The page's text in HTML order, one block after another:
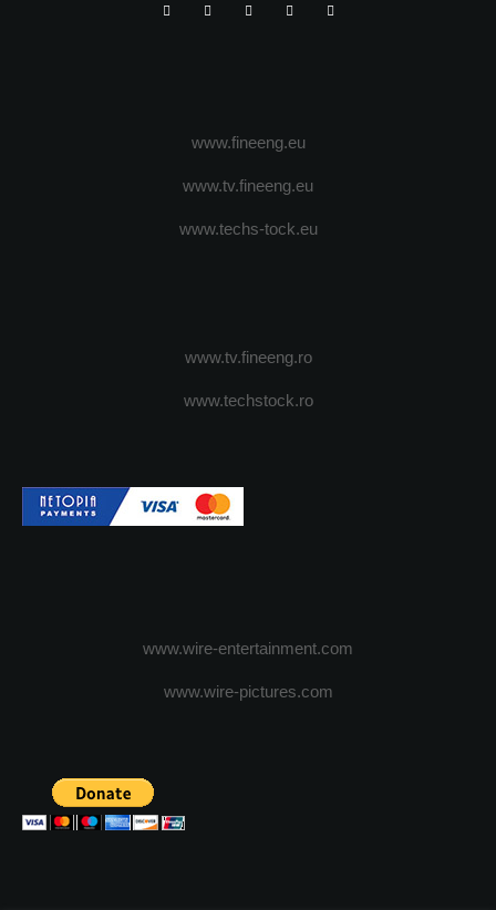
www.fineeng.eu
www.tv.fineeng.eu
www.techs-tock.eu
www.tv.fineeng.ro
www.techstock.ro
www.wire-entertainment.com
www.wire-pictures.com